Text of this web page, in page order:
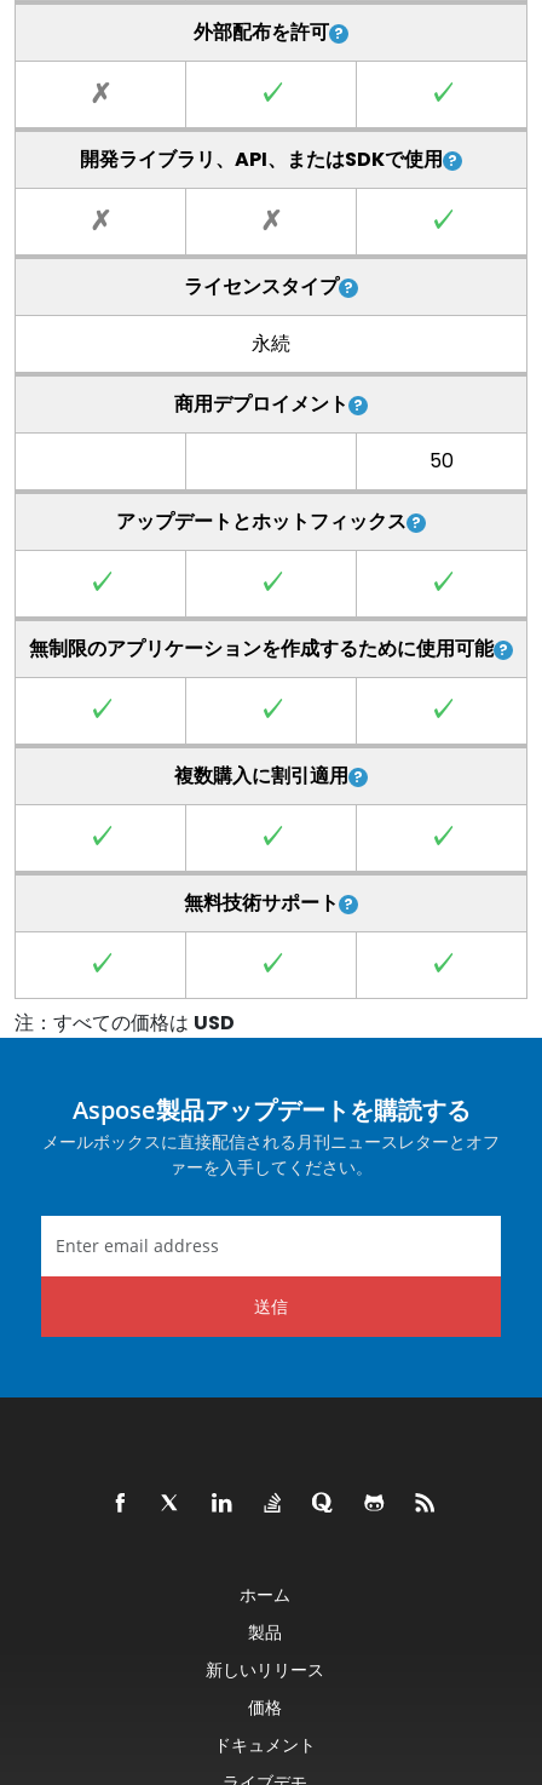
外部配布を許可
✗ ✓ ✓
開発ライブラリ、API、またはSDKで使用
✗ ✗ ✓
ライセンスタイプ
永続
商用デプロイメント
50
アップデートとホットフィックス
✓ ✓ ✓
無制限のアプリケーションを作成するために使用可能
✓ ✓ ✓
複数購入に割引適用
✓ ✓ ✓
無料技術サポート
✓ ✓ ✓
注：すべての価格は USD
Aspose製品アップデートを購読する
メールボックスに直接配信される月刊ニュースレターとオフ
ァーを入手してください。
送信
ホーム
製品
新しいリリース
価格
ドキュメント